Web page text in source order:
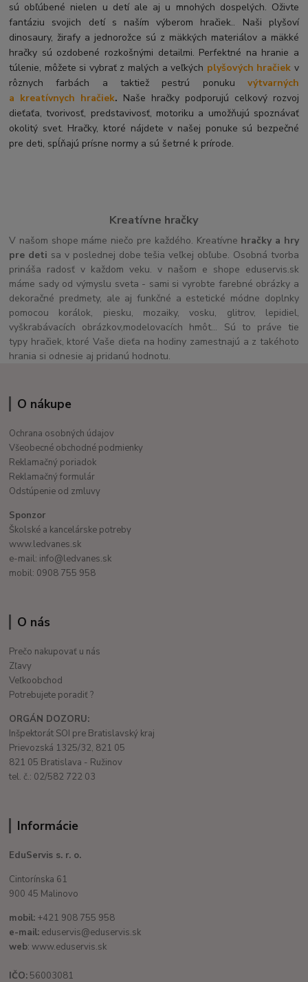
sú obľúbené nielen u detí ale aj u mnohých dospelých. Oživte
fantáziu svojich detí s naším výberom hračiek.. Naši plyšoví
dinosaury, žirafy a jednorožce sú z mäkkých materiálov a mäkké
hračky sú ozdobené rozkošnými detailmi. Perfektné na hranie a
túlenie, môžete si vybrať z malých a veľkých plyšových hračiek v
rôznych farbách a taktiež pestrú ponuku výtvarných
a kreatívnych hračiek. Naše hračky podporujú celkový rozvoj
dieťaťa, tvorivosť, predstavivosť, motoriku a umožňujú spoznávať
okolitý svet. Hračky, ktoré nájdete v našej ponuke sú bezpečné
pre deti, spĺňajú prísne normy a sú šetrné k prírode.
Kreatívne hračky
V našom shope máme niečo pre každého. Kreatívne hračky a hry
pre deti sa v poslednej dobe tešia veľkej obľube. Osobná tvorba
prináša radosť v každom veku. v našom e shope eduservis.sk
máme sady od výmyslu sveta - sami si vyrobte farebné obrázky a
dekoračné predmety, ale aj funkčné a estetické módne doplnky
pomocou korálok, piesku, mozaiky, vosku, glitrov, lepidiel,
vyškrabávacích obrázkov,modelovacích hmôt... Sú to práve tie
typy hračiek, ktoré Vaše dieťa na hodiny zamestnajú a z takéhoto
hrania si odnesie aj pridanú hodnotu.
O nákupe
Ochrana osobných údajov
Všeobecné obchodné podmienky
Reklamačný poriadok
Reklamačný formulár
Odstúpenie od zmluvy
Sponzor
Školské a kancelárske potreby
www.ledvanes.sk
e-mail: info@ledvanes.sk
mobil: 0908 755 958
O nás
Prečo nakupovať u nás
Zľavy
Veľkoobchod
Potrebujete poradiť ?
ORGÁN DOZORU:
Inšpektorát SOI pre Bratislavský kraj
Prievozská 1325/32, 821 05
821 05 Bratislava - Ružinov
tel. č.: 02/582 722 03
Informácie
EduServis s. r. o.
Cintorínska 61
900 45 Malinovo
mobil: +421 908 755 958
e-mail: eduservis@eduservis.sk
web: www.eduservis.sk
IČO: 56003081